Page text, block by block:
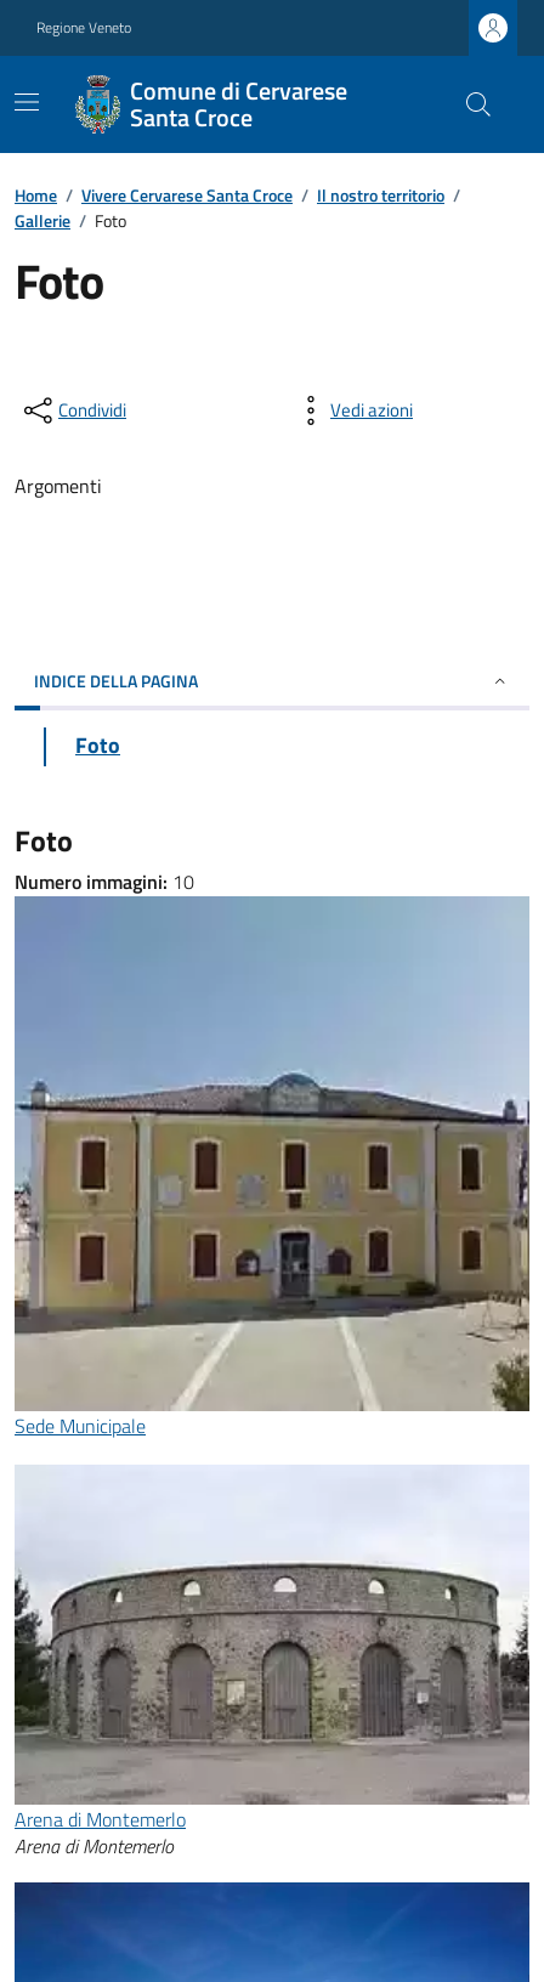
Regione Veneto
Comune di Cervarese
Santa Croce
Home / Vivere Cervarese Santa Croce / Il nostro territorio /
Gallerie / Foto
Foto
Condividi Vedi azioni
Argomenti
INDICE DELLA PAGINA
Foto
Foto
Numero immagini: 10
Sede Municipale
Arena di Montemerlo
Arena di Montemerlo